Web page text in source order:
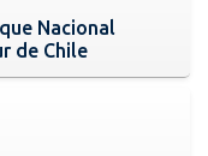
Nacional
de Chile